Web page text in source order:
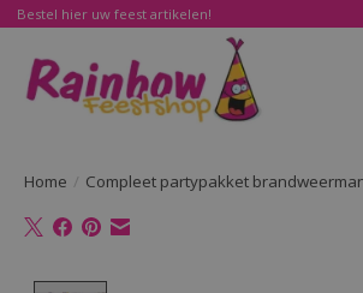
Bestel hier uw feest artikelen!
Home / Compleet partypakket